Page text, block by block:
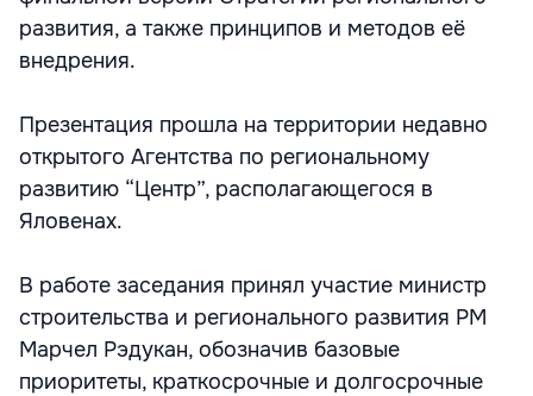
развития, а также принципов и методов её
внедрения.
Презентация прошла на территории недавно
открытого Агентства по региональному
развитию “Центр”, располагающегося в
Яловенах.
В работе заседания принял участие министр
строительства и регионального развития РМ
Марчел Рэдукан, обозначив базовые
приоритеты, краткосрочные и долгосрочные